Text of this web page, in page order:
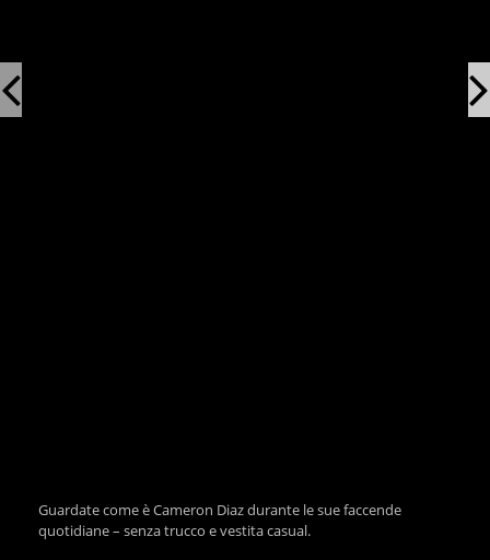
Guardate come è Cameron Diaz durante le sue faccende
quotidiane – senza trucco e vestita casual.